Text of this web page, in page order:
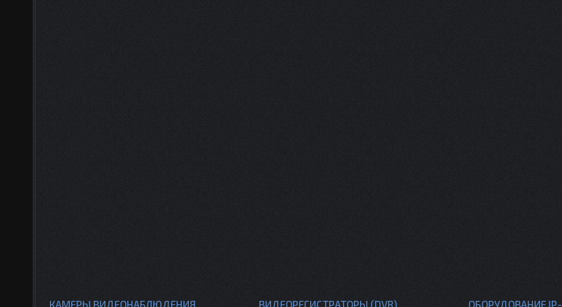
КАМЕРЫ ВИДЕОНАБЛЮДЕНИЯ ВИДЕОРЕГИСТРАТОРЫ (DVR) ОБОРУДОВАНИЕ IP-